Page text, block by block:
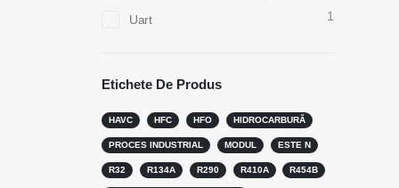
Uart 1
Etichete De Produs
HAVC HFC HFO HIDROCARBURĂ
PROCES INDUSTRIAL MODUL ESTE N
R32 R134A R290 R410A R454B
Contactaţi-ne
Tech Zone, Zhengzhou
Tel:0086-371-67169097